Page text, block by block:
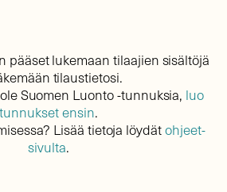
pääset lukemaan tilaajien sisältöjä
tilaustietosi.
Suomen Luonto -tunnuksia, luo
tunnukset ensin.
Lisää tietoja löydätohjeet-
sivulta.